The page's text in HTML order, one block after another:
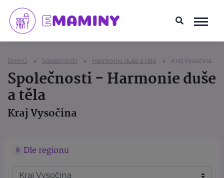
Domů Společnosti Harmonie duše a těla Kraj Vysočina
Společnosti - Harmonie duše
a těla
Kraj Vysočina
Dle regionu